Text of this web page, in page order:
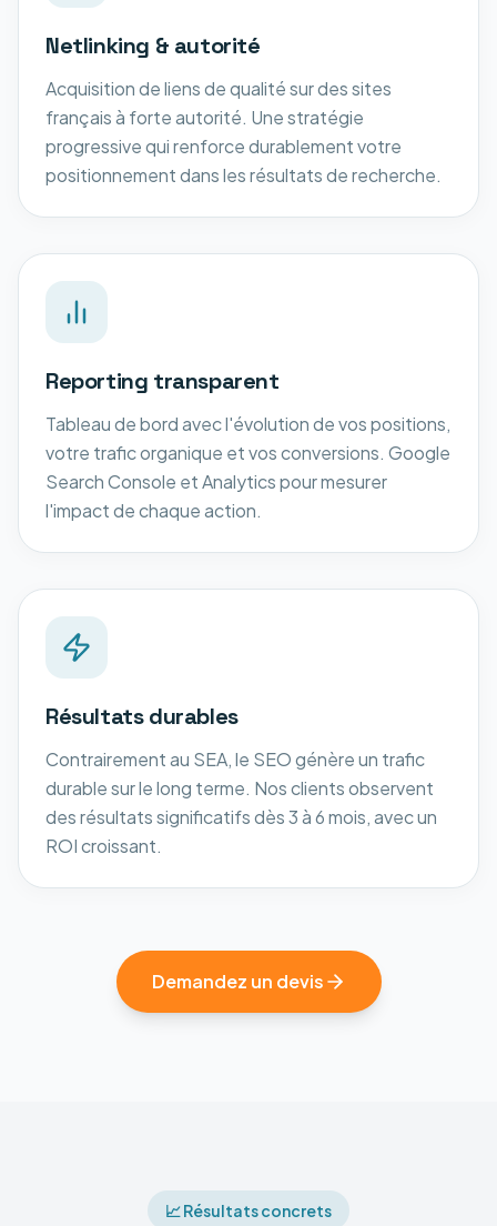
Netlinking & autorité
Acquisition de liens de qualité sur des sites
français à forte autorité. Une stratégie
progressive qui renforce durablement votre
positionnement dans les résultats de recherche.
Reporting transparent
Tableau de bord avec l'évolution de vos positions,
votre trafic organique et vos conversions. Google
Search Console et Analytics pour mesurer
l'impact de chaque action.
Résultats durables
Contrairement au SEA, le SEO génère un trafic
durable sur le long terme. Nos clients observent
des résultats significatifs dès 3 à 6 mois, avec un
ROI croissant.
Demandez un devis
📈 Résultats concrets